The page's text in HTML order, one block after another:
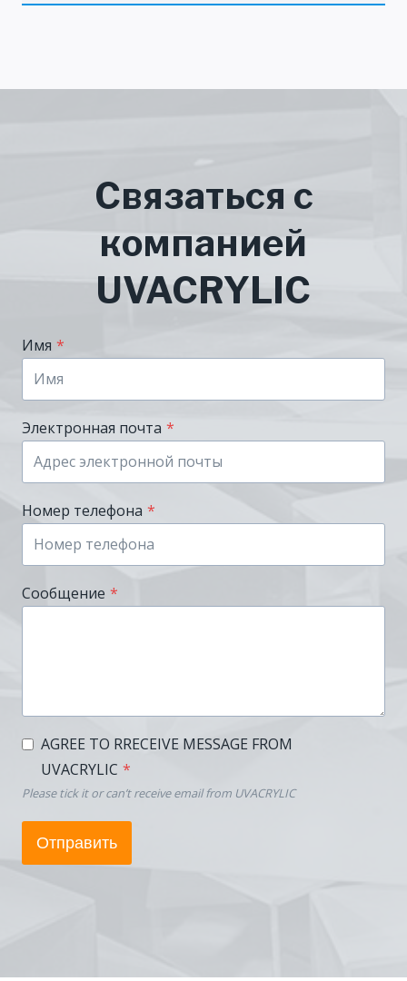
Связаться с
компанией
UVACRYLIC
Имя *
Электронная почта *
Номер телефона *
Сообщение *
AGREE TO RRECEIVE MESSAGE FROM
UVACRYLIC *
Please tick it or can’t receive email from UVACRYLIC
Отправить